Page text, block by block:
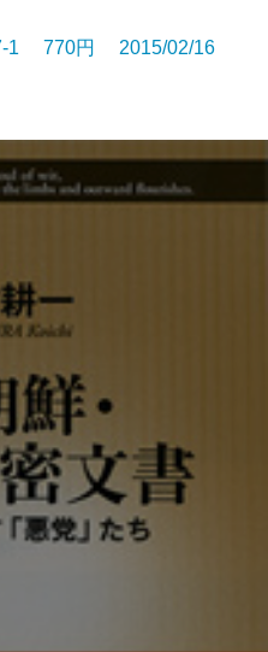
1 770円 2015/02/16